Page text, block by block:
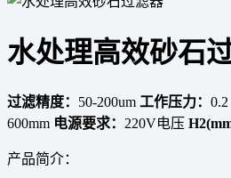
水处理高效砂石
过滤精度： 50-200um 工作压力： 0.2
600mm 电源要求： 220V电压
产品简介：